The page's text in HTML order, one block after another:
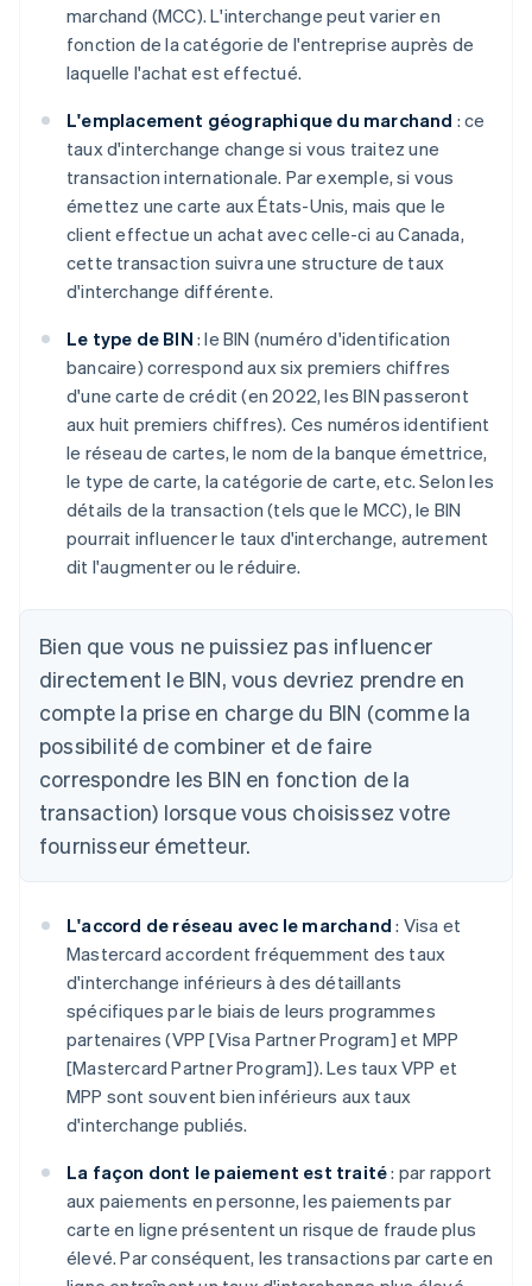
marchand (MCC). L'interchange peut varier en
fonction de la catégorie de l'entreprise auprès de
laquelle l'achat est effectué.
L'emplacement géographique du marchand : ce
taux d'interchange change si vous traitez une
transaction internationale. Par exemple, si vous
émettez une carte aux États-Unis, mais que le
client effectue un achat avec celle-ci au Canada,
cette transaction suivra une structure de taux
d'interchange différente.
Le type de BIN : le BIN (numéro d'identification
bancaire) correspond aux six premiers chiffres
d'une carte de crédit (en 2022, les BIN passeront
aux huit premiers chiffres). Ces numéros identifient
le réseau de cartes, le nom de la banque émettrice,
le type de carte, la catégorie de carte, etc. Selon les
détails de la transaction (tels que le MCC), le BIN
pourrait influencer le taux d'interchange, autrement
dit l'augmenter ou le réduire.
Bien que vous ne puissiez pas influencer
directement le BIN, vous devriez prendre en
compte la prise en charge du BIN (comme la
possibilité de combiner et de faire
correspondre les BIN en fonction de la
transaction) lorsque vous choisissez votre
fournisseur émetteur.
L'accord de réseau avec le marchand : Visa et
Mastercard accordent fréquemment des taux
d'interchange inférieurs à des détaillants
spécifiques par le biais de leurs programmes
partenaires (VPP [Visa Partner Program] et MPP
[Mastercard Partner Program]). Les taux VPP et
MPP sont souvent bien inférieurs aux taux
d'interchange publiés.
La façon dont le paiement est traité: par rapport
aux paiements en personne, les paiements par
carte en ligne présentent un risque de fraude plus
élevé. Par conséquent, les transactions par carte en